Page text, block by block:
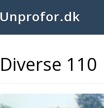
Unprofor.dk
Diverse 110